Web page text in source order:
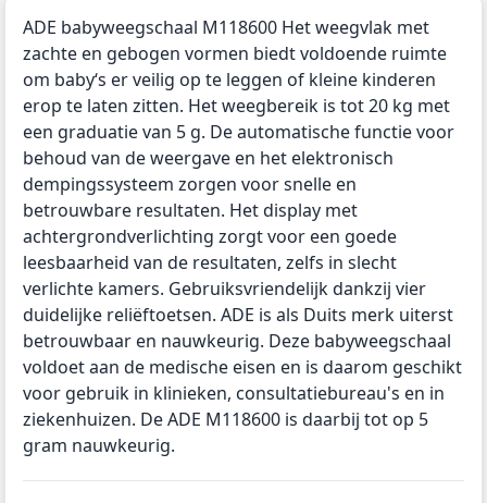
ADE babyweegschaal M118600 Het weegvlak met
zachte en gebogen vormen biedt voldoende ruimte
om baby‘s er veilig op te leggen of kleine kinderen
erop te laten zitten. Het weegbereik is tot 20 kg met
een graduatie van 5 g. De automatische functie voor
behoud van de weergave en het elektronisch
dempingssysteem zorgen voor snelle en
betrouwbare resultaten. Het display met
achtergrondverlichting zorgt voor een goede
leesbaarheid van de resultaten, zelfs in slecht
verlichte kamers. Gebruiksvriendelijk dankzij vier
duidelijke reliëftoetsen. ADE is als Duits merk uiterst
betrouwbaar en nauwkeurig. Deze babyweegschaal
voldoet aan de medische eisen en is daarom geschikt
voor gebruik in klinieken, consultatiebureau's en in
ziekenhuizen. De ADE M118600 is daarbij tot op 5
gram nauwkeurig.